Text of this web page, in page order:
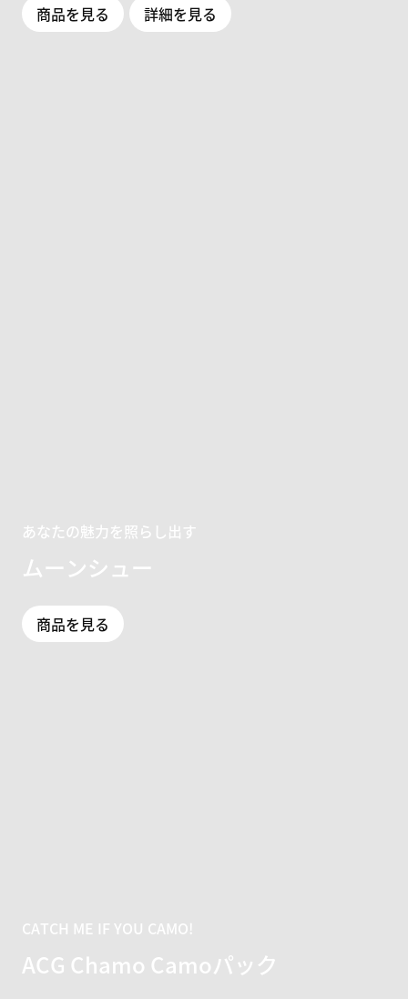
商品を見る 詳細を見る
あなたの魅力を照らし出す
ムーンシュー
商品を見る
CATCH ME IF YOU CAMO!
ACG Chamo Camoパック